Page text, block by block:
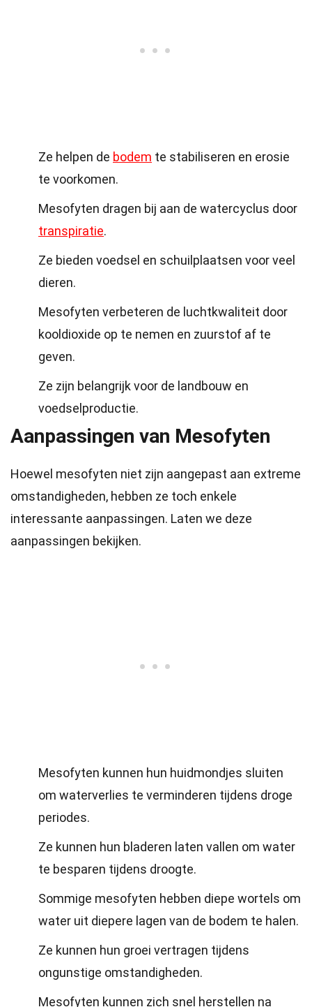
Ze helpen de bodem te stabiliseren en erosie
te voorkomen.
Mesofyten dragen bij aan de watercyclus door
transpiratie.
Ze bieden voedsel en schuilplaatsen voor veel
dieren.
Mesofyten verbeteren de luchtkwaliteit door
kooldioxide op te nemen en zuurstof af te
geven.
Ze zijn belangrijk voor de landbouw en
voedselproductie.
Aanpassingen van Mesofyten
Hoewel mesofyten niet zijn aangepast aan extreme
omstandigheden, hebben ze toch enkele
interessante aanpassingen. Laten we deze
aanpassingen bekijken.
Mesofyten kunnen hun huidmondjes sluiten
om waterverlies te verminderen tijdens droge
periodes.
Ze kunnen hun bladeren laten vallen om water
te besparen tijdens droogte.
Sommige mesofyten hebben diepe wortels om
water uit diepere lagen van de bodem te halen.
Ze kunnen hun groei vertragen tijdens
ongunstige omstandigheden.
Mesofyten kunnen zich snel herstellen na